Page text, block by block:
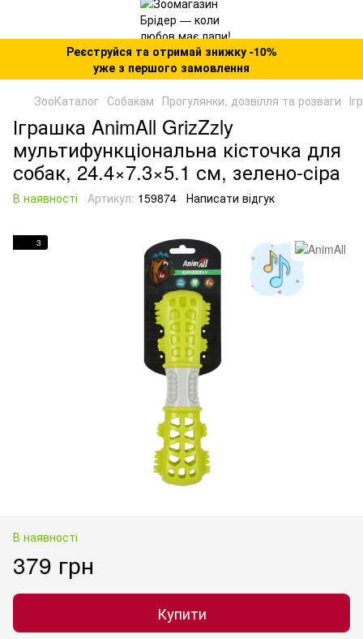
Реєструйся та отримай знижку -10%
уже з першого замовлення
ЗооКаталог Собакам Прогулянки, дозвілля та розваги
Іграшка AnimAll GrizZzly
мультифункціональна кісточка для
собак, 24.4×7.3×5.1 см, зелено-сіра
В наявності Артикул: 159874 Написати відгук
3
В наявності
379 грн
Купити